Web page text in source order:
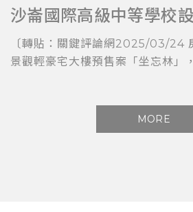
〔轉貼：關鍵評論網2025/03/24
景觀輕豪宅大樓預售案「坐忘林」
MORE